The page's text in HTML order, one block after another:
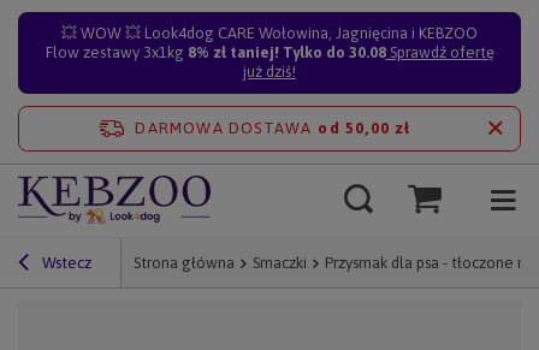
💥 WOW 💥 Look4dog CARE Wołowina, Jagnięcina i KEBZOO
Flow zestawy 3x1kg 8% zł taniej! Tylko do 30.08Sprawdź ofertę
już dziś!
DARMOWA DOSTAWA od 50,00 zł
Wstecz Strona główna Smaczki Przysmak dla psa - tłoczone na